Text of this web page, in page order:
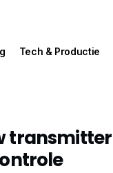
Tech & Productie
transmitter